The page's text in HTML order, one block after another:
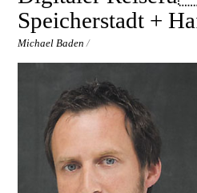
Speicherstadt +
Michael Baden /